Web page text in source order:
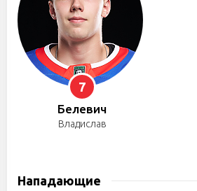
7
Белевич
Владислав
Нападающие